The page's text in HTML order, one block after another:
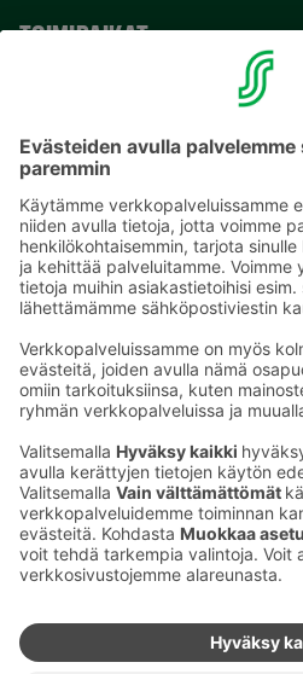
TOIMIPAIKAT
Sähköpostiosoitteet S-
etunimi.sukunimi@sok.fi
Seuraa meitä:
Muuta evästeasetuksia